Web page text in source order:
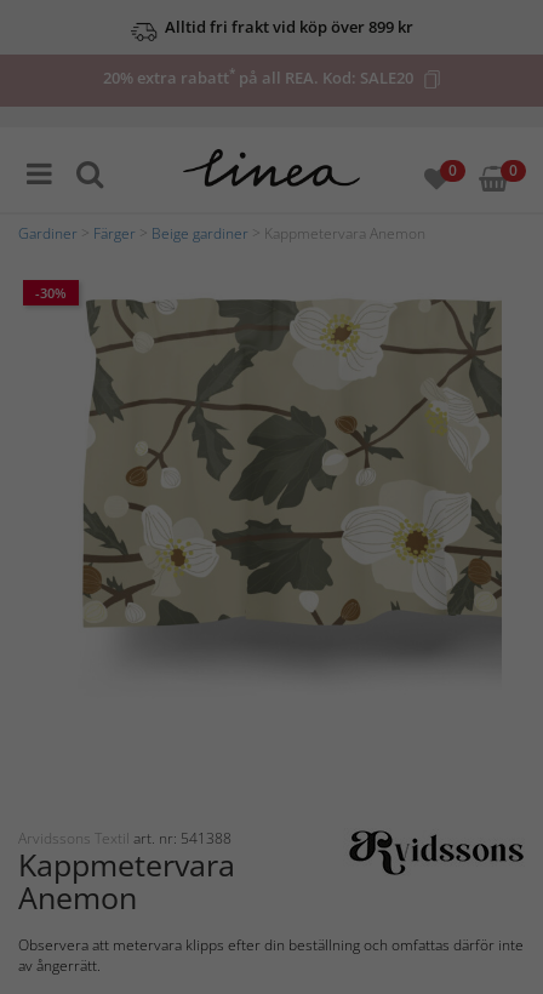
Alltid fri frakt vid köp över 899 kr
20% extra rabatt*på all REA. Kod: SALE20
0 0
Gardiner Färger Beige gardiner > Kappmetervara Anemon
-30%
Arvidssons Textil art. nr: 541388
Kappmetervara
Anemon
Observera att metervara klipps efter din beställning och omfattas därför inte
av ångerrätt.